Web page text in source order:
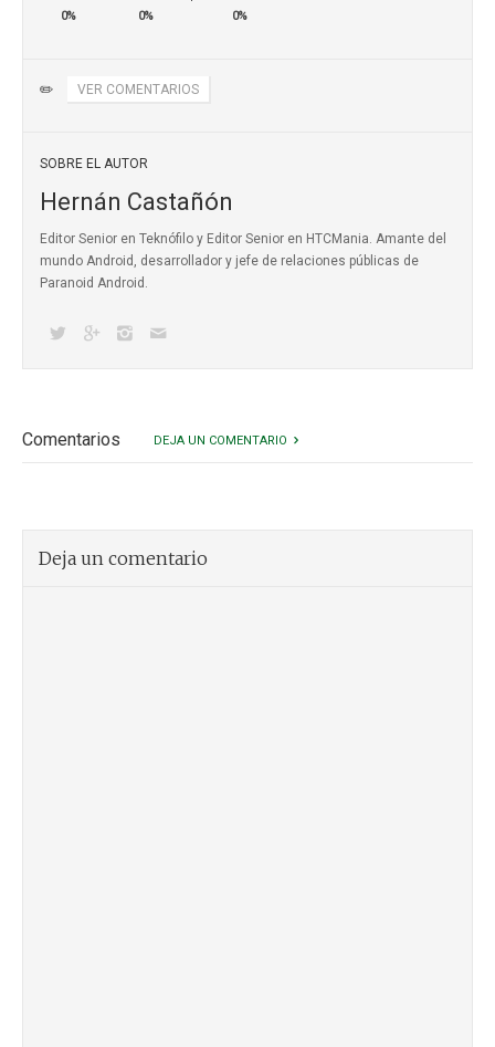
0%
0%
0%
✏️ VER COMENTARIOS
SOBRE EL AUTOR
Hernán Castañón
Editor Senior en Teknófilo y Editor Senior en HTCMania. Amante del
mundo Android, desarrollador y jefe de relaciones públicas de
Paranoid Android.
Comentarios DEJA UN COMENTARIO
Deja un comentario